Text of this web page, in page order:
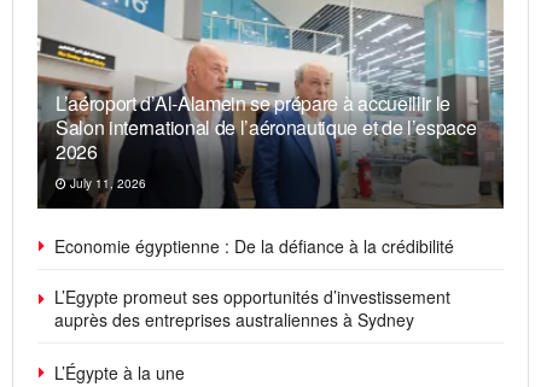
L’aéroport d’Al-Alamein se prépare à accueillir le
Salon international de l’aéronautique et de l’espace
2026
July 11, 2026
Economie égyptienne : De la défiance à la crédibilité
L’Egypte promeut ses opportunités d’investissement
auprès des entreprises australiennes à Sydney
L’Égypte à la une